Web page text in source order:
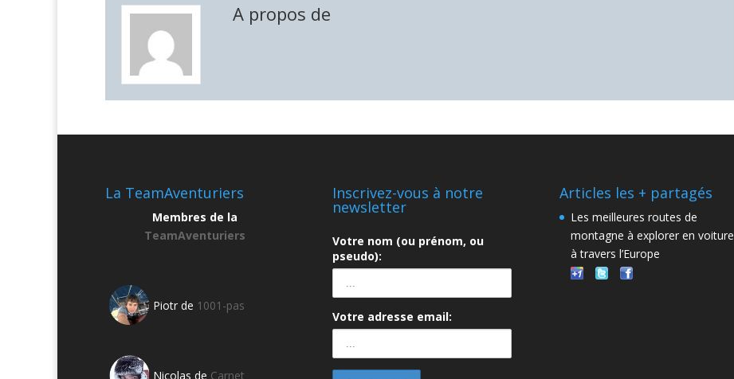
A propos de
La TeamAventuriers
Membres de la
TeamAventuriers
Piotr de 1001-pas
Nicolas de Carnet
Inscrivez-vous à notre
newsletter
Votre nom (ou prénom, ou
pseudo):
Votre adresse email:
Articles les + partagés
Les meilleures routes de
montagne à explorer en voiture
à travers l’Europe